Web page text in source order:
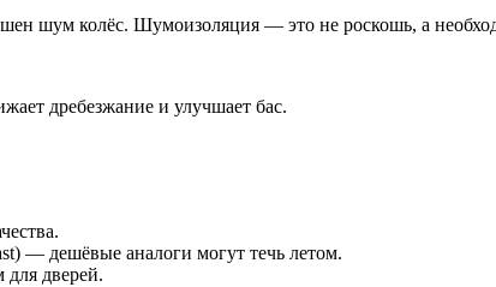
шум колёс. Шумоизоляция — это не роскошь, а
дребезжание и улучшает бас.
— дешёвые аналоги могут течь летом.
дверей.